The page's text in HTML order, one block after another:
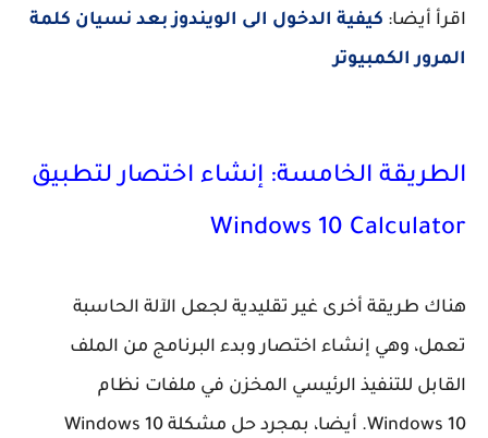
اقرأ أيضا: كيفية الدخول الى الويندوز بعد نسيان كلمة
المرور الكمبيوتر
الطريقة الخامسة: إنشاء اختصار لتطبيق
Windows 10 Calculator
هناك طريقة أخرى غير تقليدية لجعل الآلة الحاسبة
تعمل، وهي إنشاء اختصار وبدء البرنامج من الملف
القابل للتنفيذ الرئيسي المخزن في ملفات نظام
Windows 10. أيضا، بمجرد حل مشكلة Windows 10